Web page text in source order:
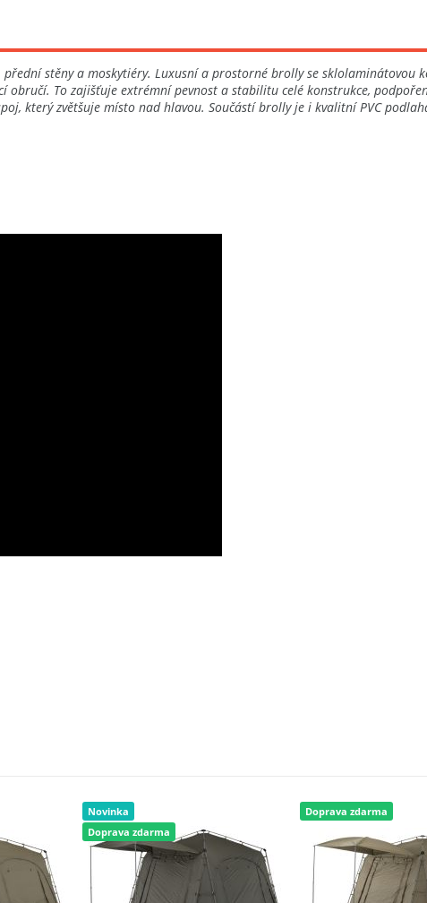
stěny a moskytiéry. Luxusní a prostorné brolly se
obručí. To zajišťuje extrémní pevnost a stabilitu celé konstrukce,
který zvětšuje místo nad hlavou. Součástí brolly je i kvalitní PVC
Novinka
Doprava zdarma
Doprava zdarma